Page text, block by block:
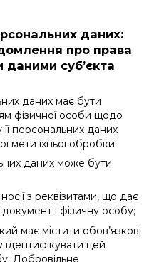
даних:
про права
даними суб’єкта
даних має бути
фізичної особи щодо
персональних даних
мети їхньої обробки.
даних може бути
з реквізитами, що дає
і фізичну особу;
має містити обов’язкові
цей
Добровільне